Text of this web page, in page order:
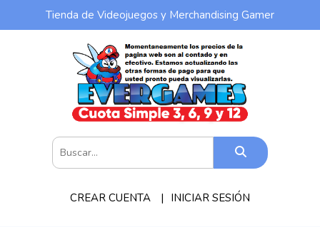
Tienda de Videojuegos y Merchandising Gamer
CREAR CUENTA INICIAR SESIÓN